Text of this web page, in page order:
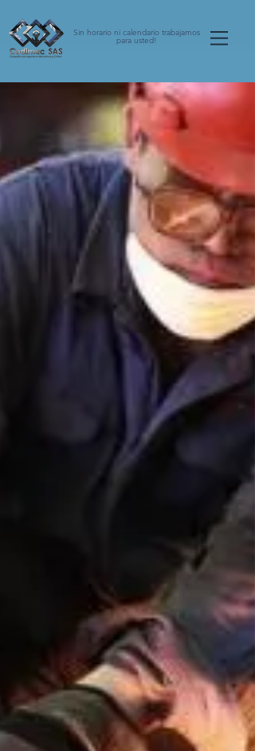
Sin horario ni calendario trabajamos
para usted!